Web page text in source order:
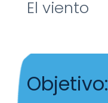
El viento
Objetivo: